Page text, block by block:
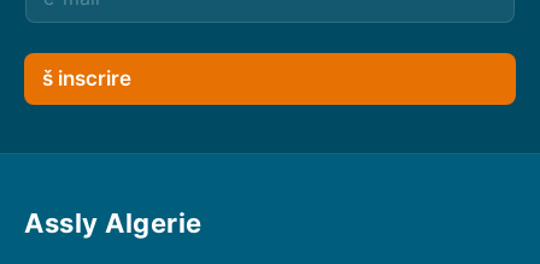
š inscrire
Assly Algerie